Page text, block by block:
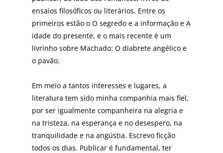
ensaios filosóficos ou literários. Entre os
primeiros estão o O segredo e a informação e A
idade do presente, e o mais recente é um
livrinho sobre Machado: O diabrete angélico e
o pavão.
Em meio a tantos interesses e lugares, a
literatura tem sido minha companhia mais fiel,
por ser igualmente companheira na alegria e
na tristeza, na esperança e no desespero, na
tranquilidade e na angústia. Escrevo ficção
todos os dias. Publicar é fundamental, ter